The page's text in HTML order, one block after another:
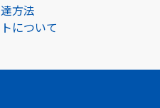
方法
について